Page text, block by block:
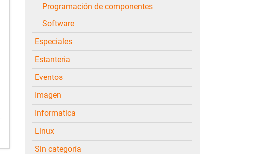
Programación de componentes
Software
Especiales
Estanteria
Eventos
Imagen
Informatica
Linux
Sin categoría